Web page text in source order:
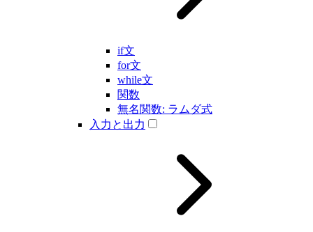
if文
for文
while文
関数
無名関数: ラムダ式
入力と出力